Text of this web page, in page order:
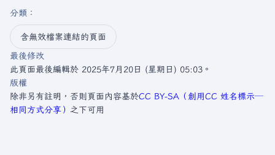
分類 ：​
含無效檔案連結的頁面
最後修改
此頁面最後編輯於 2025年7月20日 (星期日) 05:03。
版權
除非另有註明，否則頁面內容基於CC BY-SA（創用CC 姓名標示─
相同方式分享） 之下可用